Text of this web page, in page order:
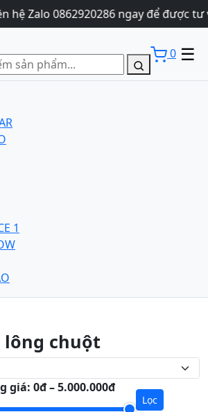
hệ Zalo 0862920286 ngay để được
0 ☰
1
lông chuột
giá: 0đ – 5.000.000đ
Lọc